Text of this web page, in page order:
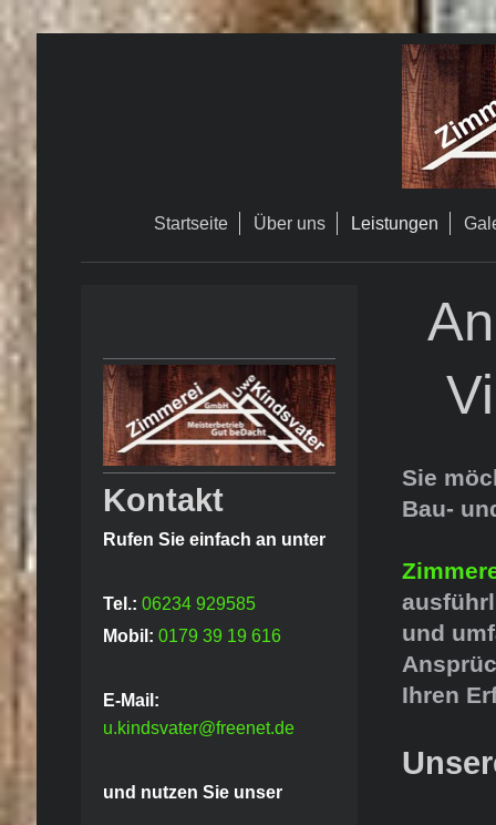
Startseite Über uns Leistungen
Sie
Bau-
und
Ihren
Kontakt
Rufen Sie einfach an unter
Tel.: 06234 929585
Mobil: 0179 39 19 616
E-Mail:
u.kindsvater@freenet.de
und nutzen Sie unser